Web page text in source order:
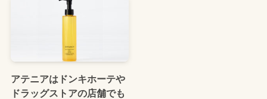
アテニアはドンキホーテや
ドラッグストアの店舗でも